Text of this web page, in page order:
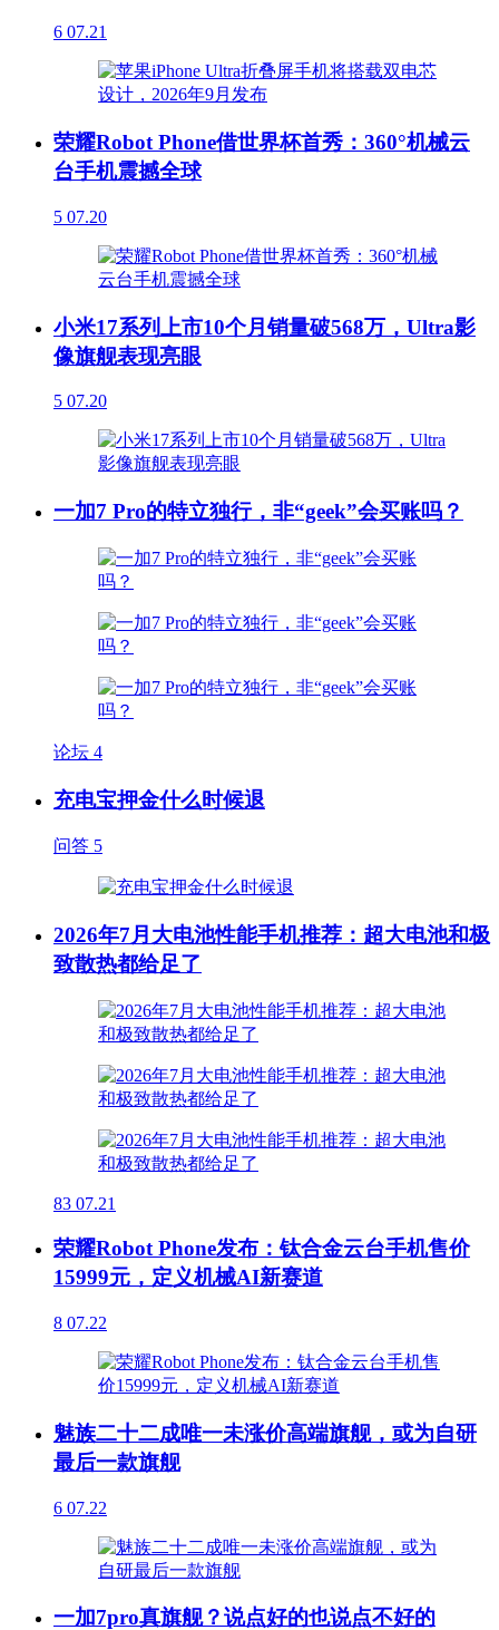
6 07.21
荣耀Robot Phone借世界杯首秀：360°机械云
台手机震撼全球
5 07.20
小米17系列上市10个月销量破568万，Ultra影
像旗舰表现亮眼
5 07.20
一加7 Pro的特立独行，非“geek”会买账吗？
论坛 4
充电宝押金什么时候退
问答 5
2026年7月大电池性能手机推荐：超大电池和极
致散热都给足了
83 07.21
荣耀Robot Phone发布：钛合金云台手机售价
15999元，定义机械AI新赛道
8 07.22
魅族二十二成唯一未涨价高端旗舰，或为自研
最后一款旗舰
6 07.22
一加7pro真旗舰？说点好的也说点不好的